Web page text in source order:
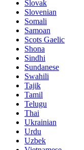
Slovak
Slovenian
Somali
Samoan
Scots Gaelic
Shona
Sindhi
Sundanese
Swahili
Tajik
Tamil
Telugu
Thai
Ukrainian
Urdu
Uzbek